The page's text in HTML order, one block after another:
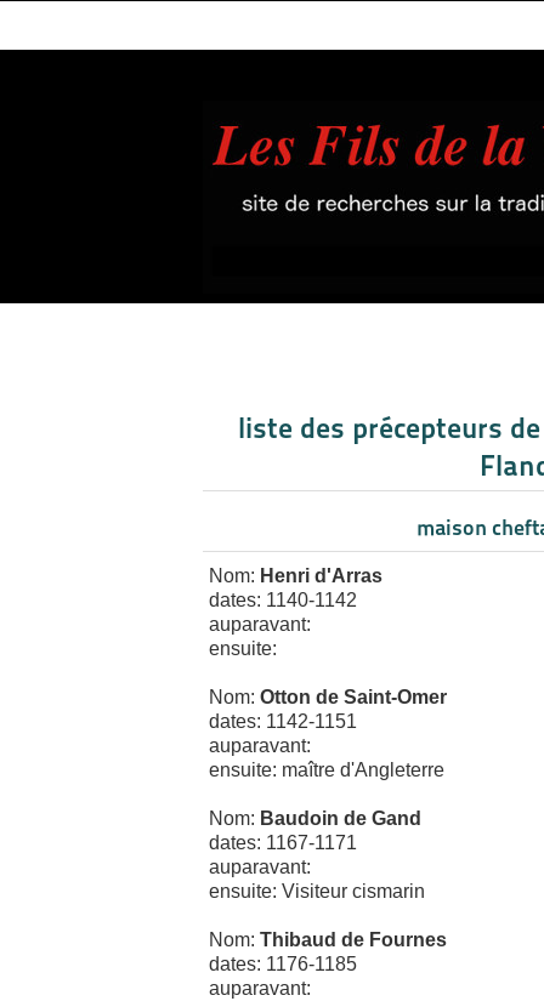
liste des précepteurs
maison
Nom: Henri d'Arras
dates: 1140-1142
auparavant:
ensuite:
Nom: Otton de Saint-Omer
dates: 1142-1151
auparavant:
ensuite: maître d'Angleterre
Nom: Baudoin de Gand
dates: 1167-1171
auparavant:
ensuite: Visiteur cismarin
Nom: Thibaud de Fournes
dates: 1176-1185
auparavant: